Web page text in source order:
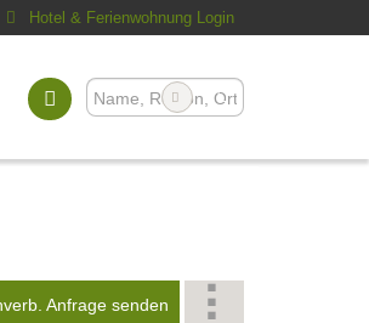
Hotel & Ferienwohnung Login
Anfrage senden